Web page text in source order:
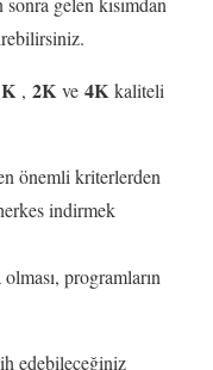
, 2K ve 4K kaliteli
önemli kriterlerden
indirmek
programların
edebileceğiniz